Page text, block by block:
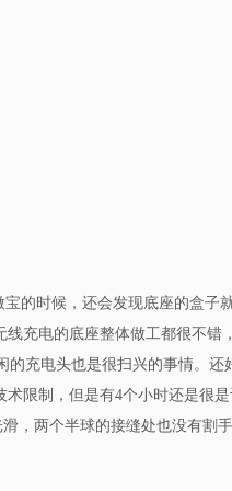
的时候，还会发现底座的盒子
线充电的底座整体做工都很不错
的充电头也是很扫兴的事情。还
术限制，但是有4个小时还是很
，两个半球的接缝处也没有割